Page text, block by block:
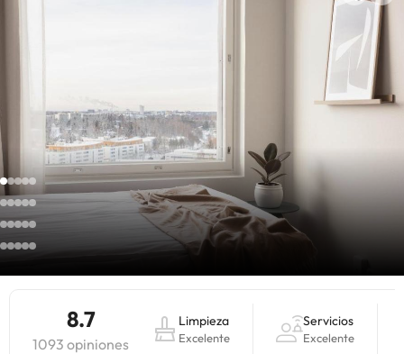
8.7
1093 opiniones
Limpieza
Excelente
Servicios
Excelente